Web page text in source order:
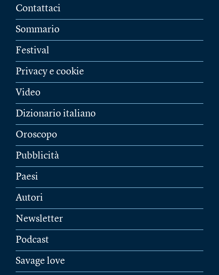
Contattaci
Sommario
Festival
Privacy e cookie
Video
Dizionario italiano
Oroscopo
Pubblicità
Paesi
Autori
Newsletter
Podcast
Savage love